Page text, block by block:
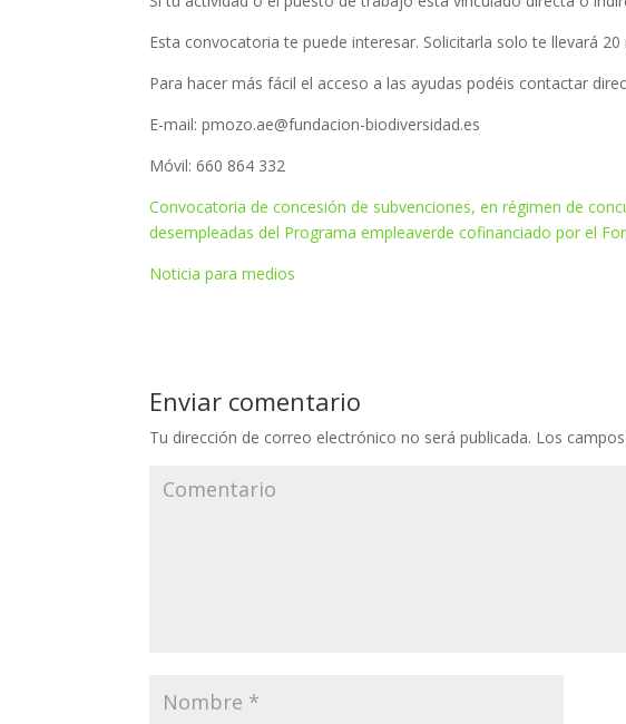
Esta convocatoria te puede interesar. Solicitarla solo te llevará
Para hacer más fácil el acceso a las ayudas podéis contactar
E-mail: pmozo.ae@fundacion-biodiversidad.es
Móvil: 660 864 332
Convocatoria de concesión de subvenciones, en régimen de
desempleadas del Programa empleaverde cofinanciado por el
Noticia para medios
Enviar comentario
Tu dirección de correo electrónico no será publicada. Los